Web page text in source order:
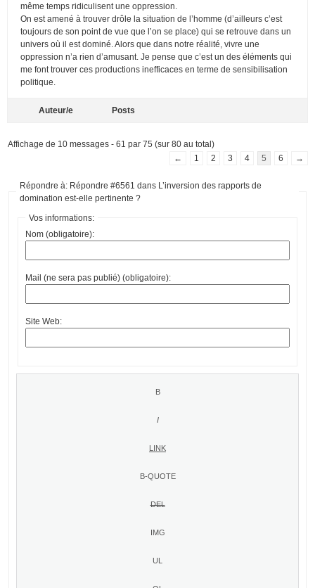
même temps ridiculisent une oppression.
On est amené à trouver drôle la situation de l’homme (d’ailleurs c’est
toujours de son point de vue que l’on se place) qui se retrouve dans un
univers où il est dominé. Alors que dans notre réalité, vivre une
oppression n’a rien d’amusant. Je pense que c’est un des éléments qui
me font trouver ces productions inefficaces en terme de sensibilisation
politique.
Auteur/e Posts
Affichage de 10 messages - 61 par 75 (sur 80 au total)
←
1 2 3 4 5 6 →
Répondre à: Répondre #6561 dans L’inversion des rapports de
domination est-elle pertinente ?
Vos informations:
Nom (obligatoire):
Mail (ne sera pas publié) (obligatoire):
Site Web: